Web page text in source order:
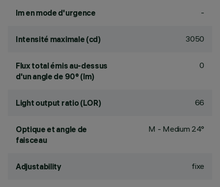
lm en mode d'urgence -
Intensité maximale (cd) 3050
Flux total émis au-dessus
d'un angle de 90° (lm)
0
Light output ratio (LOR) 66
Optique et angle de
faisceau
M - Medium 24°
Adjustability fixe